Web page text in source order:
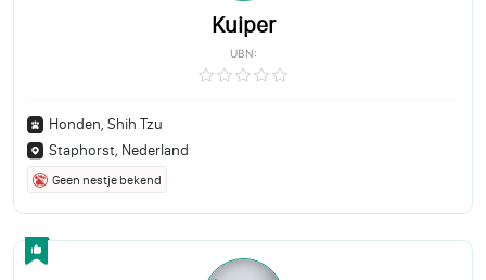
Kuiper
UBN:
Honden, Shih Tzu
Staphorst, Nederland
Geen nestje bekend